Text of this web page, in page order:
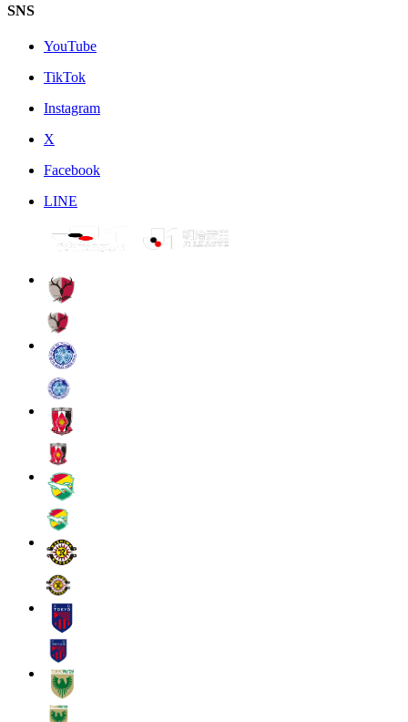
SNS
YouTube
TikTok
Instagram
X
Facebook
LINE